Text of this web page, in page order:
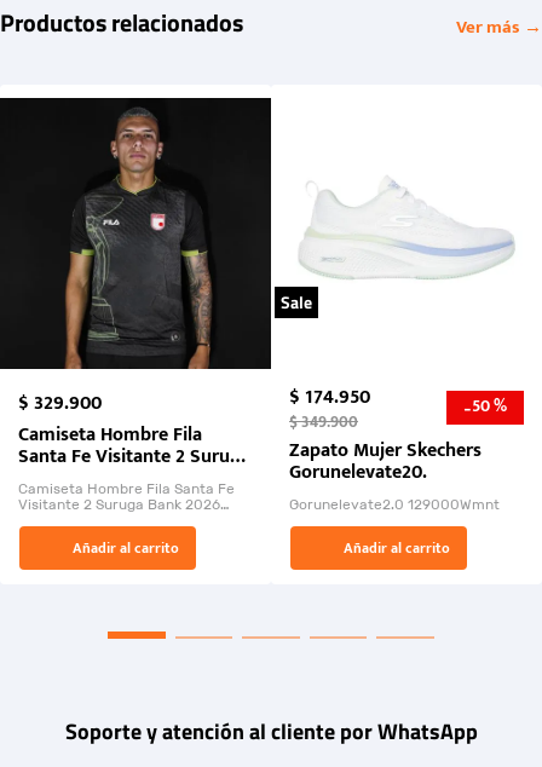
Productos relacionados Ver más →
$329.900
Camiseta Hombre Fila
Santa Fe Visitante 2 Suruga
Bank 2026
Camiseta Hombre Fila Santa Fe
Visitante 2 Suruga Bank 2026
El Rugido del Sol Naciente:
“Primeros para la Et...
Añadir al carrito
Sale
$174.950
$349.900 -50 %
Zapato Mujer Skechers
Gorunelevate20.
Gorunelevate2.0 129000Wmnt
Añadir al carrito
Soporte y atención al cliente por WhatsApp